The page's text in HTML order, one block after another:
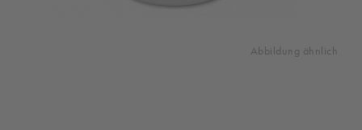
Abbildung ähnlich